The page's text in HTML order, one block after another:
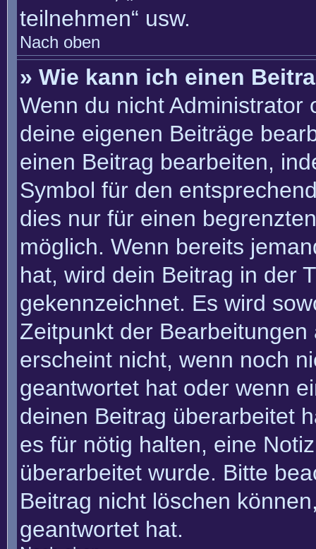
teilnehmen“ usw.
Nach oben
» Wie kann ich einen
Wenn du nicht
deine eigenen Beiträge
einen Beitrag bearbeiten,
Symbol für den
dies nur für einen
möglich. Wenn bereits
hat, wird dein Beitrag in der
gekennzeichnet. Es wird
Zeitpunkt der
erscheint nicht, wenn noch
geantwortet hat oder wenn
deinen Beitrag überarbeitet
es für nötig halten, eine
überarbeitet wurde. Bitte
Beitrag nicht löschen
geantwortet hat.